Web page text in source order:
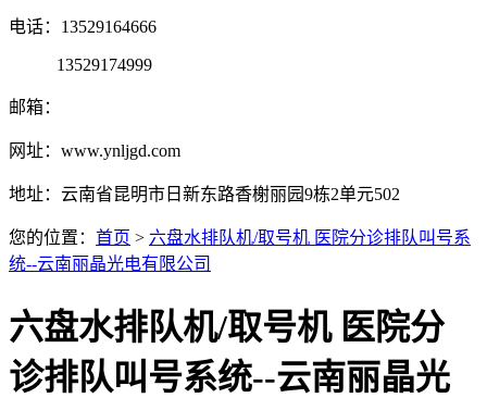
电话：13529164666
13529174999
邮箱：
网址：www.ynljgd.com
地址：云南省昆明市日新东路香榭丽园9栋2单元502
您的位置： 首页 > 六盘水排队机/取号机 医院分诊排队叫号系
统--云南丽晶光电有限公司
六盘水排队机/取号机 医院分
诊排队叫号系统--云南丽晶光